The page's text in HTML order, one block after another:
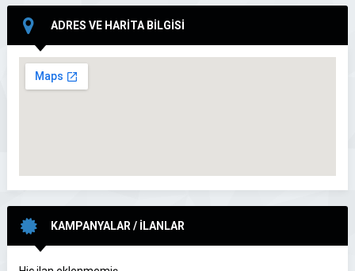
ADRES VE HARİTA BİLGİSİ
KAMPANYALAR / İLANLAR